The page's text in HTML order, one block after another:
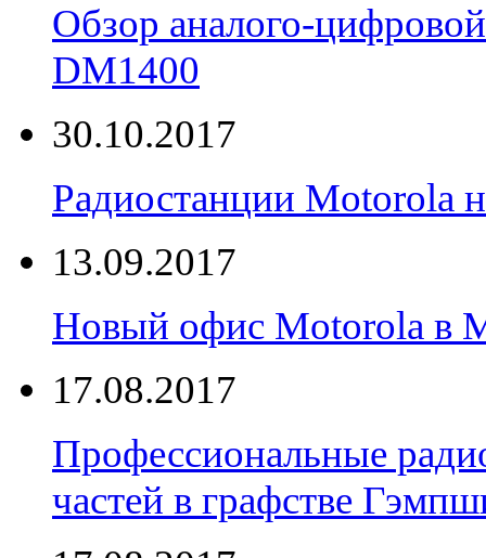
Обзор аналого-
DM1400
30.10.2017
Радиостанции Motorola
13.09.2017
Новый офис Motorola в
17.08.2017
Профессиональные
частей в графстве